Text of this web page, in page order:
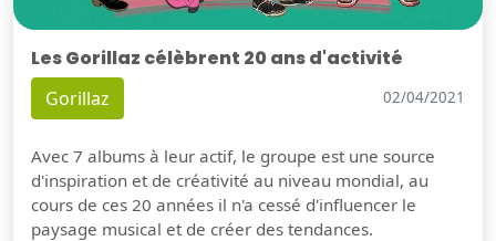
Les Gorillaz célèbrent 20 ans d'activité
Gorillaz 02/04/2021
Avec 7 albums à leur actif, le groupe est une source
d'inspiration et de créativité au niveau mondial, au
cours de ces 20 années il n'a cessé d'influencer le
paysage musical et de créer des tendances.